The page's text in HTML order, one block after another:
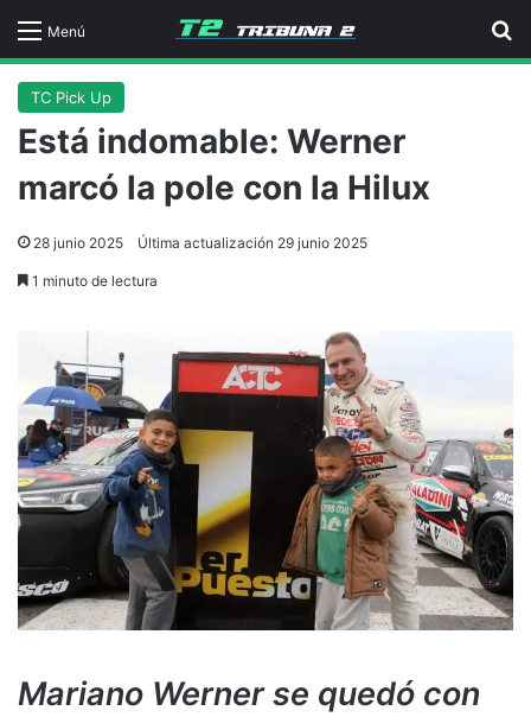
Menú
TC Pick Up
Está indomable: Werner
marcó la pole con la Hilux
28 junio 2025 Última actualización 29 junio 2025
1 minuto de lectura
Mariano Werner se quedó con